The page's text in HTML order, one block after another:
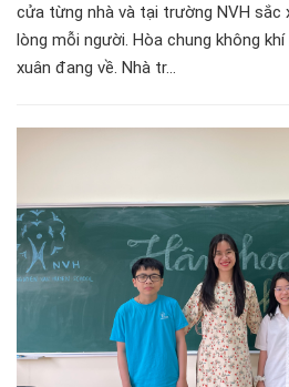
cửa từng nhà và tại trường NVH sắc
lòng mỗi người. Hòa chung không
xuân đang về. Nhà tr...